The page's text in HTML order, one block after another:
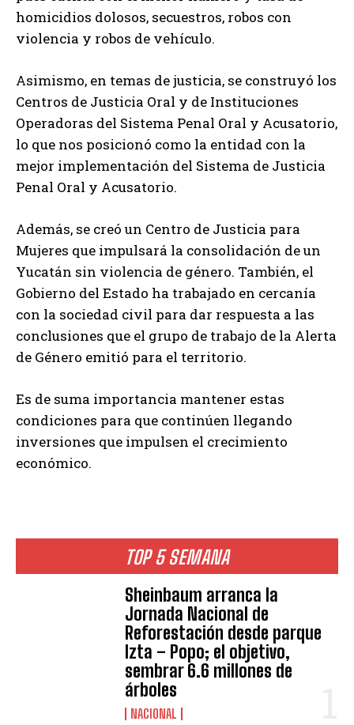
TOP 5 SEMANA
Sheinbaum arranca la
Jornada Nacional de
Reforestación desde parque
Izta – Popo; el objetivo,
sembrar 6.6 millones de
árboles
NACIONAL
homicidios dolosos, secuestros, robos con
violencia y robos de vehículo.
Asimismo, en temas de justicia, se construyó los
Centros de Justicia Oral y de Instituciones
Operadoras del Sistema Penal Oral y Acusatorio,
lo que nos posicionó como la entidad con la
mejor implementación del Sistema de Justicia
Penal Oral y Acusatorio.
Además, se creó un Centro de Justicia para
Mujeres que impulsará la consolidación de un
Yucatán sin violencia de género. También, el
Gobierno del Estado ha trabajado en cercanía
con la sociedad civil para dar respuesta a las
conclusiones que el grupo de trabajo de la Alerta
de Género emitió para el territorio.
Es de suma importancia mantener estas
condiciones para que continúen llegando
inversiones que impulsen el crecimiento
económico.